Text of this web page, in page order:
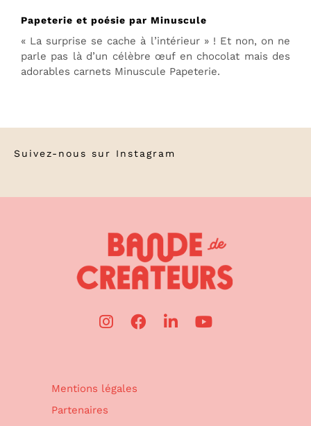
Papeterie et poésie par Minuscule
« La surprise se cache à l’intérieur » ! Et non, on ne
parle pas là d’un célèbre œuf en chocolat mais des
adorables carnets Minuscule Papeterie.
Suivez-nous sur Instagram
Mentions légales
Partenaires